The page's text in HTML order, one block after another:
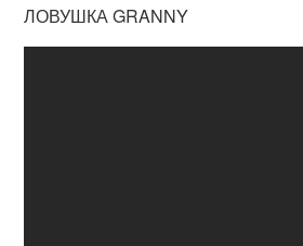
ЛОВУШКА GRANNY